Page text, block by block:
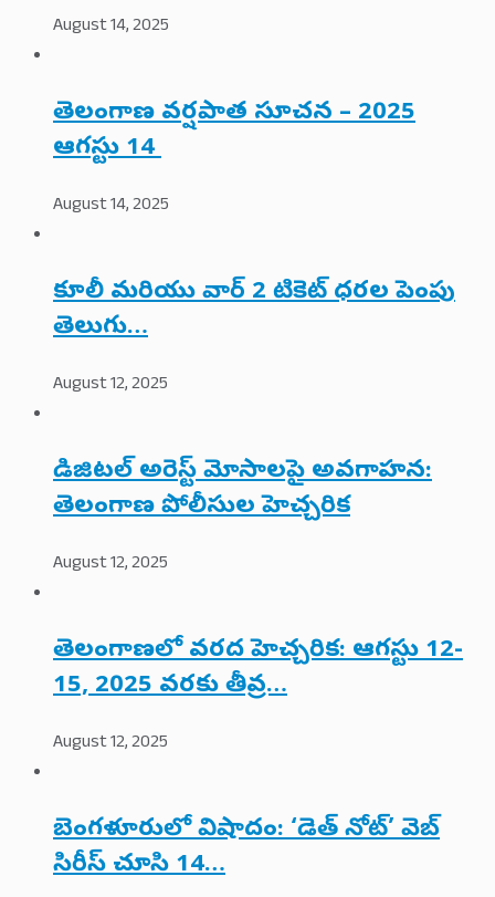
August 14, 2025
తెలంగాణ వర్షపాత సూచన – 2025
ఆగస్టు 14
August 14, 2025
కూలీ మరియు వార్ 2 టికెట్ ధరల పెంపు
తెలుగు…
August 12, 2025
డిజిటల్ అరెస్ట్ మోసాలపై అవగాహన:
తెలంగాణ పోలీసుల హెచ్చరిక
August 12, 2025
తెలంగాణలో వరద హెచ్చరిక: ఆగస్టు 12-
15, 2025 వరకు తీవ్ర…
August 12, 2025
బెంగళూరులో విషాదం: ‘డెత్ నోట్’ వెబ్
సిరీస్ చూసి 14…